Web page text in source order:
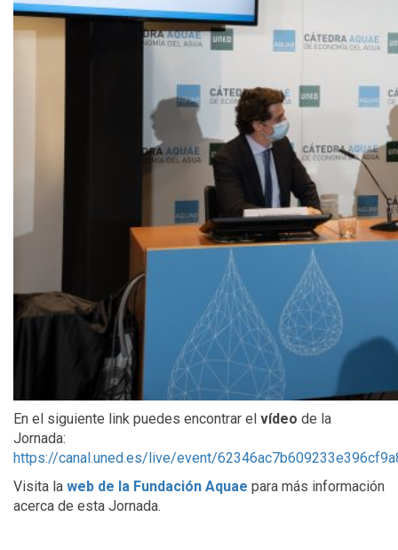
En el siguiente link puedes encontrar el vídeo de la
Jornada:
https://canal.uned.es/live/event/
Visita la web de la Fundación Aquae para más información
acerca de esta Jornada.